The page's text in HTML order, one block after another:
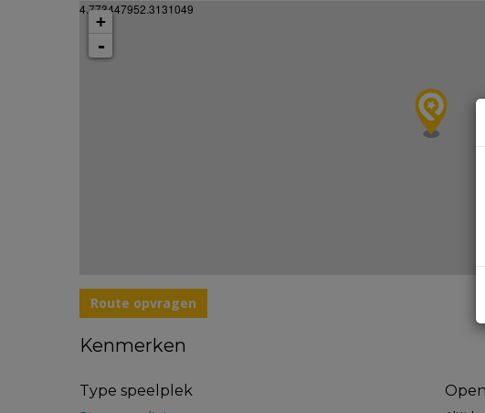
4.773447952.3131049
+
-
Route opvragen
Kenmerken
Type speelplek